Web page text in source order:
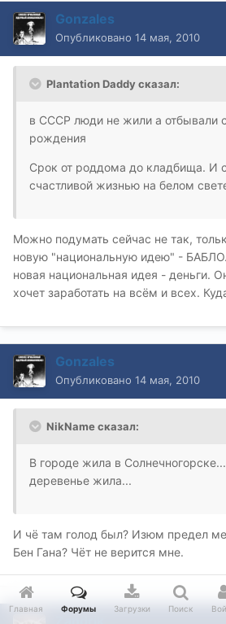
Gonzales
Опубликовано 14 мая, 2010
Plantation Daddy сказал:
в СССР люди не жили а отбывали
рождения
Срок от роддома до кладбища. И
счастливой жизнью на белом
Можно подумать сейчас не так,
новую "национальную идею" -
новая национальная идея - деньги.
хочет заработать на всём и всех.
Gonzales
Опубликовано 14 мая, 2010
NikName сказал:
В городе жила в
деревенье жила...
И чё там голод был? Изюм предел
Бен Гана? Чёт не верится мне.
Главная Форумы Загрузки Поиск